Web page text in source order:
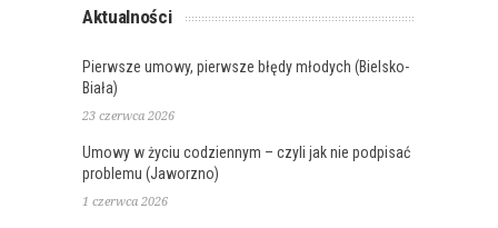
Aktualności
Pierwsze umowy, pierwsze błędy młodych (Bielsko-
Biała)
23 czerwca 2026
Umowy w życiu codziennym – czyli jak nie podpisać
problemu (Jaworzno)
1 czerwca 2026